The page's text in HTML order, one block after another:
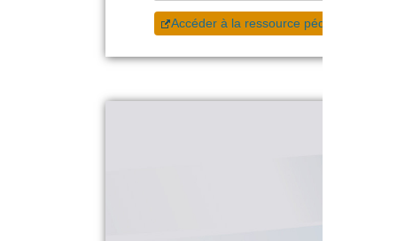
Accéder à la ressource pédagogique